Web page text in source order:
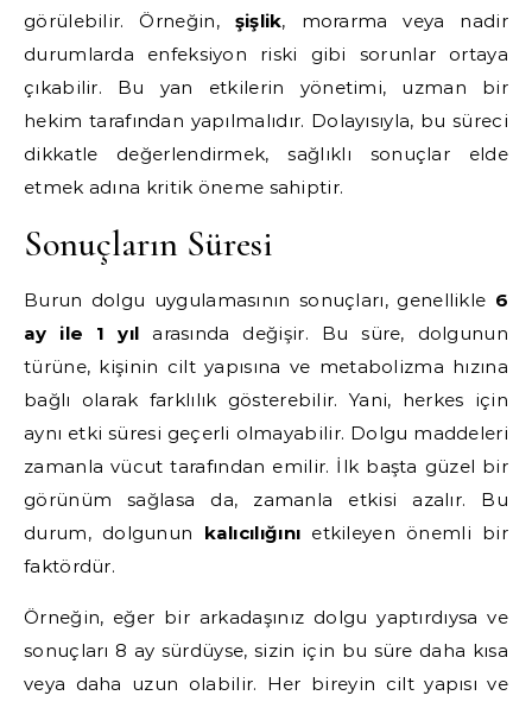
görülebilir. Örneğin, şişlik, morarma veya nadir
durumlarda enfeksiyon riski gibi sorunlar ortaya
çıkabilir. Bu yan etkilerin yönetimi, uzman bir
hekim tarafından yapılmalıdır. Dolayısıyla, bu süreci
dikkatle değerlendirmek, sağlıklı sonuçlar elde
etmek adına kritik öneme sahiptir.
Sonuçların Süresi
Burun dolgu uygulamasının sonuçları, genellikle 6
ay ile 1 yıl arasında değişir. Bu süre, dolgunun
türüne, kişinin cilt yapısına ve metabolizma hızına
bağlı olarak farklılık gösterebilir. Yani, herkes için
aynı etki süresi geçerli olmayabilir. Dolgu maddeleri
zamanla vücut tarafından emilir. İlk başta güzel bir
görünüm sağlasa da, zamanla etkisi azalır. Bu
durum, dolgunun kalıcılığını etkileyen önemli bir
faktördür.
Örneğin, eğer bir arkadaşınız dolgu yaptırdıysa ve
sonuçları 8 ay sürdüyse, sizin için bu süre daha kısa
veya daha uzun olabilir. Her bireyin cilt yapısı ve